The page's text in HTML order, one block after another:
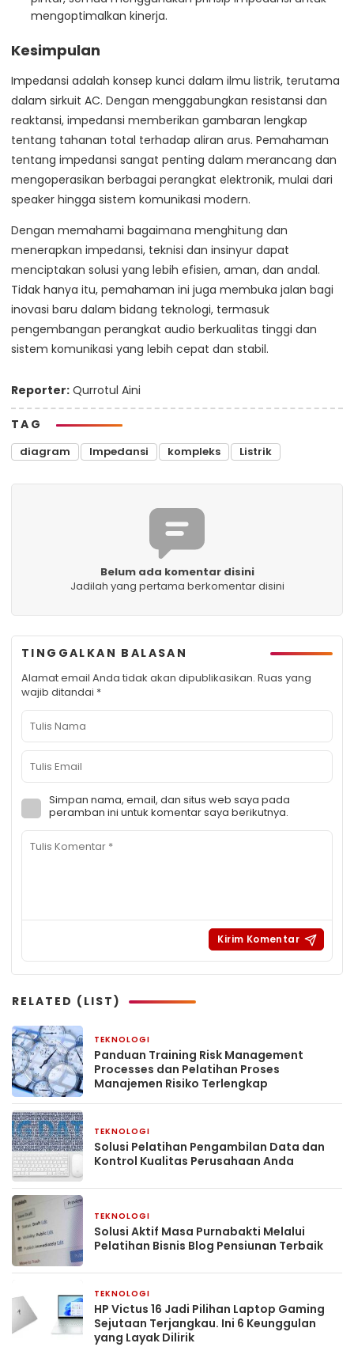
mengoptimalkan kinerja.
Kesimpulan
Impedansi adalah konsep kunci dalam ilmu listrik, terutama
dalam sirkuit AC. Dengan menggabungkan resistansi dan
reaktansi, impedansi memberikan gambaran lengkap
tentang tahanan total terhadap aliran arus. Pemahaman
tentang impedansi sangat penting dalam merancang dan
mengoperasikan berbagai perangkat elektronik, mulai dari
speaker hingga sistem komunikasi modern.
Dengan memahami bagaimana menghitung dan
menerapkan impedansi, teknisi dan insinyur dapat
menciptakan solusi yang lebih efisien, aman, dan andal.
Tidak hanya itu, pemahaman ini juga membuka jalan bagi
inovasi baru dalam bidang teknologi, termasuk
pengembangan perangkat audio berkualitas tinggi dan
sistem komunikasi yang lebih cepat dan stabil.
Reporter: Qurrotul Aini
TAG
diagram Impedansi kompleks Listrik
Belum ada komentar disini
Jadilah yang pertama berkomentar disini
TINGGALKAN BALASAN
Alamat email Anda tidak akan dipublikasikan. Ruas yang
wajib ditandai *
Simpan nama, email, dan situs web saya pada
peramban ini untuk komentar saya berikutnya.
RELATED (LIST)
TEKNOLOGI
Panduan Training Risk Management
Processes dan Pelatihan Proses
Manajemen Risiko Terlengkap
TEKNOLOGI
Solusi Pelatihan Pengambilan Data dan
Kontrol Kualitas Perusahaan Anda
TEKNOLOGI
Solusi Aktif Masa Purnabakti Melalui
Pelatihan Bisnis Blog Pensiunan Terbaik
TEKNOLOGI
HP Victus 16 Jadi Pilihan Laptop Gaming
Sejutaan Terjangkau. Ini 6 Keunggulan
yang Layak Dilirik